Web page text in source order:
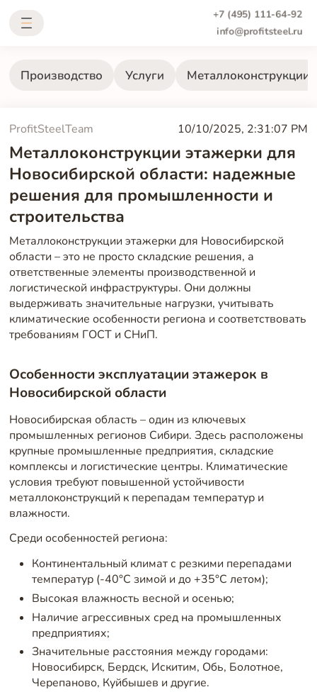
+7 (495) 111-64-92
info@profitsteel.ru
Производство Услуги Металлоконструкции
ProfitSteelTeam 10/10/2025, 2:31:07 PM
Металлоконструкции этажерки для
Новосибирской области: надежные
решения для промышленности и
строительства
Металлоконструкции этажерки для Новосибирской
области – это не просто складские решения, а
ответственные элементы производственной и
логистической инфраструктуры. Они должны
выдерживать значительные нагрузки, учитывать
климатические особенности региона и соответствовать
требованиям ГОСТ и СНиП.
Особенности эксплуатации этажерок в
Новосибирской области
Новосибирская область – один из ключевых
промышленных регионов Сибири. Здесь расположены
крупные промышленные предприятия, складские
комплексы и логистические центры. Климатические
условия требуют повышенной устойчивости
металлоконструкций к перепадам температур и
влажности.
Среди особенностей региона:
Континентальный климат с резкими перепадами
температур (-40°C зимой и до +35°C летом);
Высокая влажность весной и осенью;
Наличие агрессивных сред на промышленных
предприятиях;
Значительные расстояния между городами:
Новосибирск, Бердск, Искитим, Обь, Болотное,
Черепаново, Куйбышев и другие.